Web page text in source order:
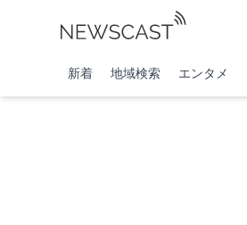
新着 地域検索 エンタメ